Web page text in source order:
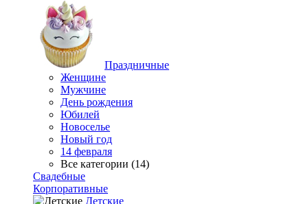
Праздничные
Женщине
Мужчине
День рождения
Юбилей
Новоселье
Новый год
14 февраля
Все категории (14)
Свадебные
Корпоративные
Детские